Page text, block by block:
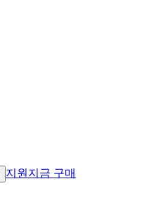
지원 지금 구매